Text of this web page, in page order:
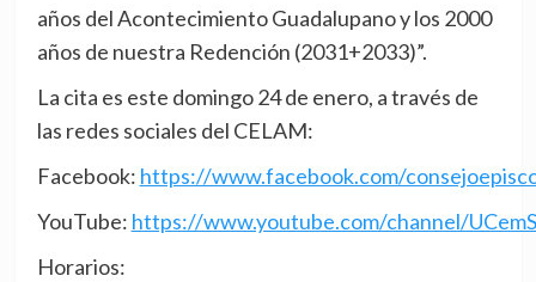
años del Acontecimiento Guadalupano y los 2000
años de nuestra Redención (2031+2033)”.
La cita es este domingo 24 de enero, a través de
las redes sociales del CELAM:
Facebook: https://www.facebook.com/
YouTube: https://www.youtube.com/channel/
Horarios: